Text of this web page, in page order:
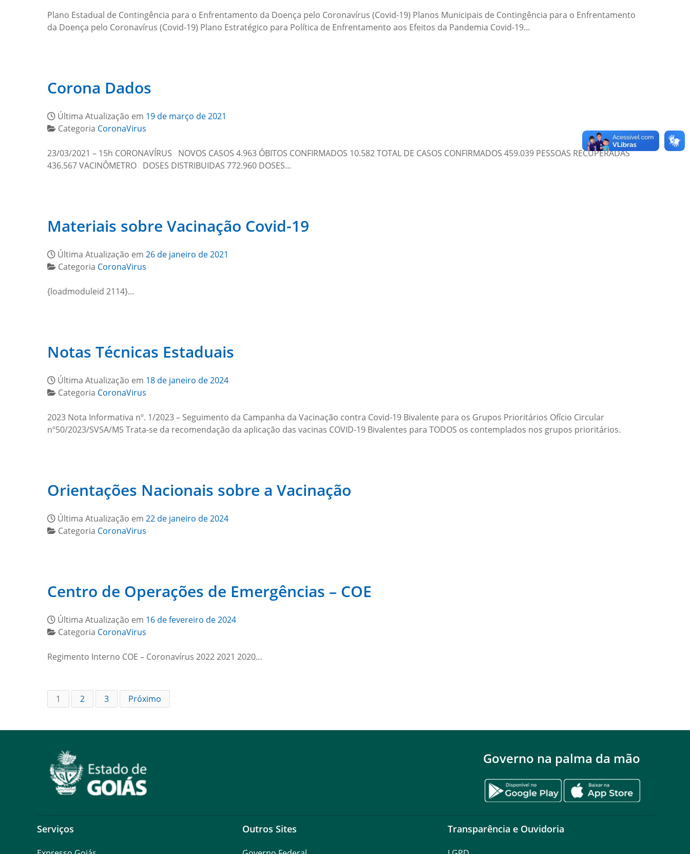
Plano Estadual de Contingência para o Enfrentamento da Doença pelo Coronavírus (Covid-19) Planos Municipais de Contingência para o Enfrentamento
da Doença pelo Coronavírus (Covid-19) Plano Estratégico para Política de Enfrentamento aos Efeitos da Pandemia Covid-19…
Corona Dados
Última Atualização em 19 de março de 2021
Categoria CoronaVirus
23/03/2021 – 15h CORONAVÍRUS NOVOS CASOS 4.963 ÓBITOS CONFIRMADOS 10.582 TOTAL DE CASOS CONFIRMADOS 459.039 PESSOAS RECUPERADAS
436.567 VACINÔMETRO DOSES DISTRIBUIDAS 772.960 DOSES…
Materiais sobre Vacinação Covid-19
Última Atualização em 26 de janeiro de 2021
Categoria CoronaVirus
{loadmoduleid 2114}…
Notas Técnicas Estaduais
Última Atualização em 18 de janeiro de 2024
Categoria CoronaVirus
2023 Nota Informativa nº. 1/2023 – Seguimento da Campanha da Vacinação contra Covid-19 Bivalente para os Grupos Prioritários Ofício Circular
nº50/2023/SVSA/MS Trata-se da recomendação da aplicação das vacinas COVID-19 Bivalentes para TODOS os contemplados nos grupos prioritários.
Orientações Nacionais sobre a Vacinação
Última Atualização em 22 de janeiro de 2024
Categoria CoronaVirus
Centro de Operações de Emergências – COE
Última Atualização em 16 de fevereiro de 2024
Categoria CoronaVirus
Regimento Interno COE – Coronavírus 2022 2021 2020…
1 2 3 Próximo
Governo na palma da mão
Serviços Outros Sites Transparência e Ouvidoria